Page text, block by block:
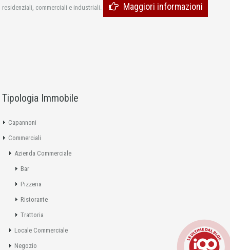
residenziali, commerciali e industriali. Maggiori informazioni
Tipologia Immobile
Capannoni
Commerciali
Azienda Commerciale
Bar
Pizzeria
Ristorante
Trattoria
Locale Commerciale
Negozio